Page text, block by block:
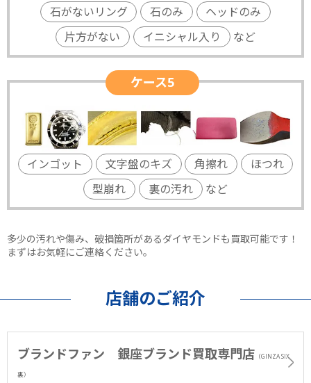
石がないリング 石のみ
ヘッドのみ
片方がない
イニシャル入り など
ケース5
インゴット 文字盤のキズ 角擦れ
ほつれ
型崩れ
裏の汚れ など
多少の汚れや傷み、破損箇所があるダイヤモンドも買取可能です！
まずはお気軽にご連絡ください。
店舗のご紹介
ブランドファン 銀座ブランド買取専門店 （GINZA SIX
裏）